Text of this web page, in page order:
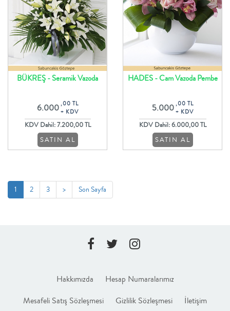
BÜKREŞ - Seramik Vazoda
6.000 ,00 TL
+ KDV
KDV Dahil: 7.200,00 TL
SATIN AL
HADES - Cam Vazoda Pembe
5.000 ,00 TL
+ KDV
KDV Dahil: 6.000,00 TL
SATIN AL
1 2 3 > Son Sayfa
Hakkımızda
Hesap Numaralarımız
Mesafeli Satış Sözleşmesi
Gizlilik Sözleşmesi İletişim